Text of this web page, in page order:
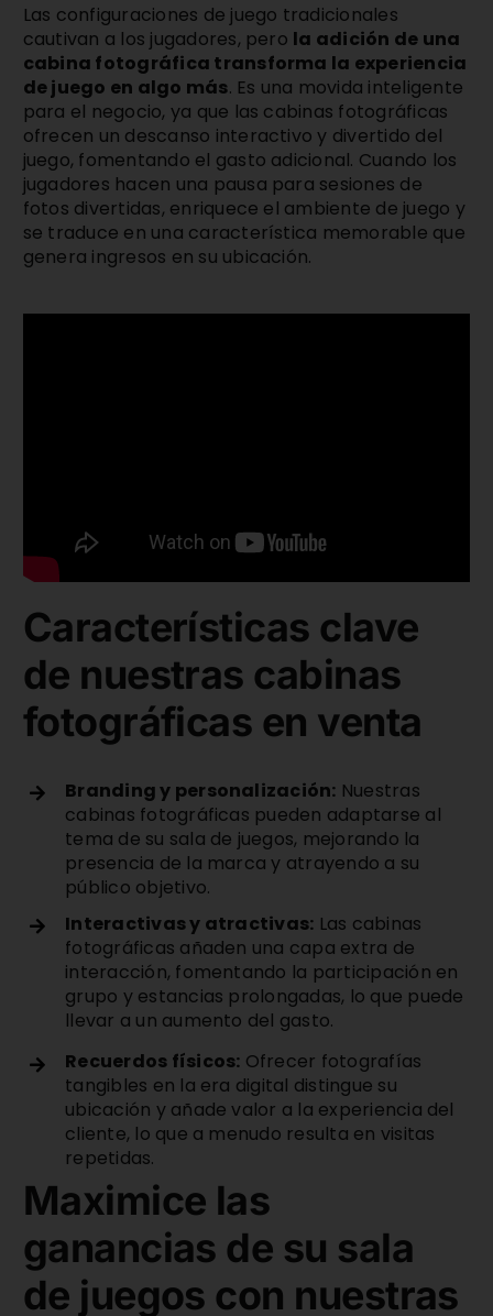
Las configuraciones de juego tradicionales
cautivan a los jugadores, pero la adición de una
cabina fotográfica transforma la experiencia
de juego en algo más. Es una movida inteligente
para el negocio, ya que las cabinas fotográficas
ofrecen un descanso interactivo y divertido del
juego, fomentando el gasto adicional. Cuando los
jugadores hacen una pausa para sesiones de
fotos divertidas, enriquece el ambiente de juego y
se traduce en una característica memorable que
genera ingresos en su ubicación.
Características clave
de nuestras cabinas
fotográficas en venta
Branding y personalización: Nuestras
cabinas fotográficas pueden adaptarse al
tema de su sala de juegos, mejorando la
presencia de la marca y atrayendo a su
público objetivo.
Interactivas y atractivas: Las cabinas
fotográficas añaden una capa extra de
interacción, fomentando la participación en
grupo y estancias prolongadas, lo que puede
llevar a un aumento del gasto.
Recuerdos físicos: Ofrecer fotografías
tangibles en la era digital distingue su
ubicación y añade valor a la experiencia del
cliente, lo que a menudo resulta en visitas
repetidas.
Maximice las
ganancias de su sala
de juegos con nuestras